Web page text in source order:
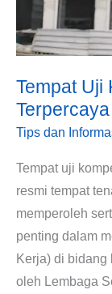
Tempat Uji
Tips dan
Tempat uji
resmi tempat
memperoleh
penting dalam
Kerja) di
oleh Lembaga
Cepat